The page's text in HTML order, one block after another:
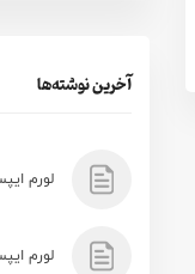
آخرین نوشته‌ها
لورم
لورم